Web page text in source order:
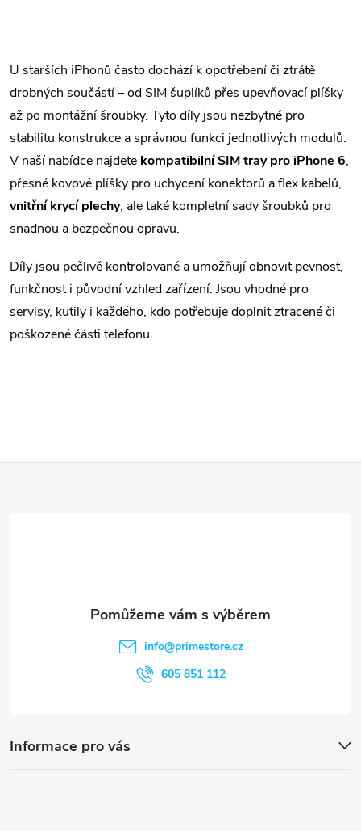
v
l
á
d
a
c
í
p
r
v
U starších iPhonů často dochází k opotřebení či ztrátě
drobných součástí – od SIM šuplíků přes upevňovací plíšky
až po montážní šroubky. Tyto díly jsou nezbytné pro
stabilitu konstrukce a správnou funkci jednotlivých modulů.
V naší nabídce najdete kompatibilní SIM tray pro iPhone 6,
přesné kovové plíšky pro uchycení konektorů a flex kabelů,
vnitřní krycí plechy, ale také kompletní sady šroubků pro
snadnou a bezpečnou opravu.
Díly jsou pečlivě kontrolované a umožňují obnovit pevnost,
funkčnost i původní vzhled zařízení. Jsou vhodné pro
servisy, kutily i každého, kdo potřebuje doplnit ztracené či
poškozené části telefonu.
Informace pro vás
info@primestore.cz
605 851 112